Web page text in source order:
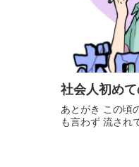
社会人初めて
あとがき この頃
も言わず 流され